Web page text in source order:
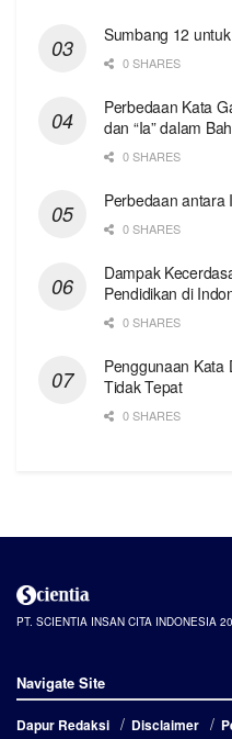
Sumbang 12
0 SHARES
Perbedaan Kata
dan “Ia” dalam
0 SHARES
Perbedaan
0 SHARES
Dampak
Pendidikan di
0 SHARES
Penggunaan Kata
Tidak Tepat
0 SHARES
PT. SCIENTIA INSAN CITA INDONESIA
Navigate Site
Dapur Redaksi Disclaimer